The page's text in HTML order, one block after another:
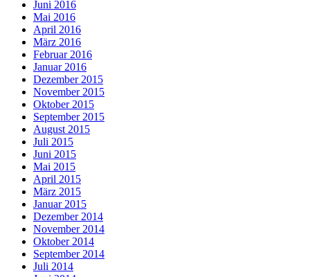
Juni 2016
Mai 2016
April 2016
März 2016
Februar 2016
Januar 2016
Dezember 2015
November 2015
Oktober 2015
September 2015
August 2015
Juli 2015
Juni 2015
Mai 2015
April 2015
März 2015
Januar 2015
Dezember 2014
November 2014
Oktober 2014
September 2014
Juli 2014